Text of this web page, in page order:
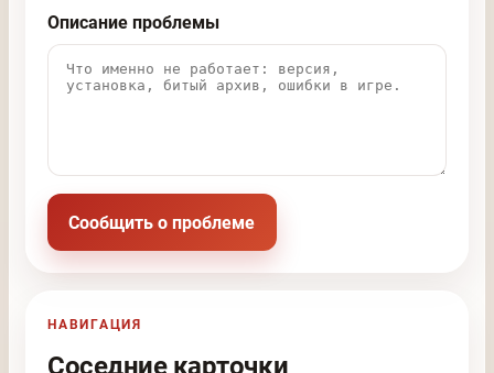
Описание проблемы
Сообщить о проблеме
НАВИГАЦИЯ
Соседние карточки